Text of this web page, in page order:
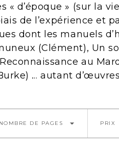
« d’époque » (sur la
de l’expérience et
dont les manuels
(Clément), Un
au
… autant
NOMBRE DE PAGES arrow_drop_down PRIX